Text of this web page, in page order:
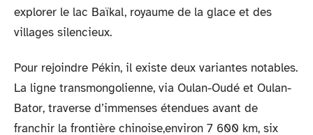
explorer le lac Baïkal, royaume de la glace et des
villages silencieux.
Pour rejoindre Pékin, il existe deux variantes notables.
La ligne transmongolienne, via Oulan-Oudé et Oulan-
Bator, traverse d’immenses étendues avant de
franchir la frontière chinoise,environ 7 600 km, six